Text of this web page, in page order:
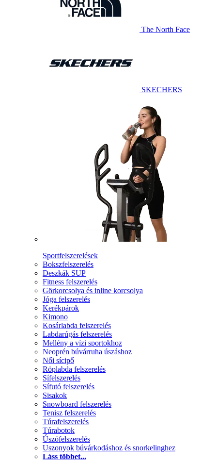
The North Face
SKECHERS
Sportfelszerelések
Bokszfelszerelés
Deszkák SUP
Fitness felszerelés
Görkorcsolya és inline korcsolya
Jóga felszerelés
Kerékpárok
Kimono
Kosárlabda felszerelés
Labdarúgás felszerelés
Mellény a vízi sportokhoz
Neoprén búvárruha úszáshoz
Női sícipő
Röplabda felszerelés
Sífelszerelés
Sífutó felszerelés
Sisakok
Snowboard felszerelés
Tenisz felszerelés
Túrafelszerelés
Túrabotok
Úszófelszerelés
Uszonyok búvárkodáshoz és snorkelinghez
Láss többet...